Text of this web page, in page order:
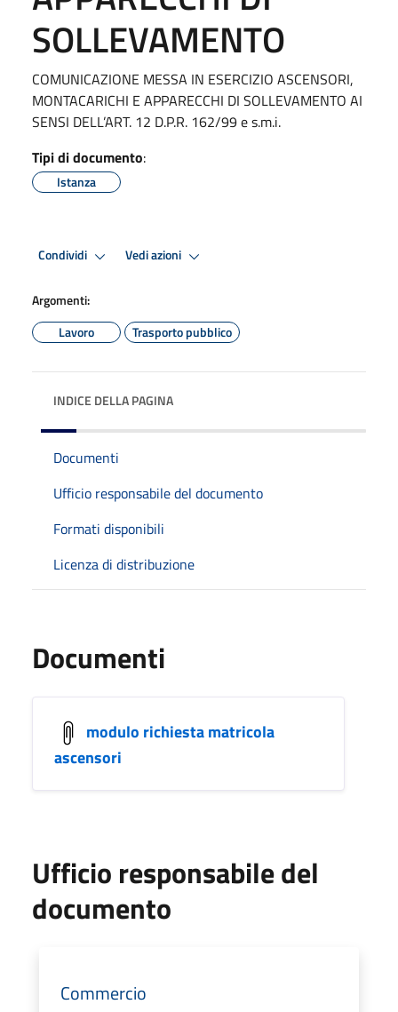
SOLLEVAMENTO
COMUNICAZIONE MESSA IN ESERCIZIO ASCENSORI,
MONTACARICHI E APPARECCHI DI SOLLEVAMENTO AI
SENSI DELL’ART. 12 D.P.R. 162/99 e s.m.i.
Tipi di documento:
Istanza
Condividi Vedi azioni
Argomenti:
Lavoro
Trasporto pubblico
INDICE DELLA PAGINA
Documenti
Ufficio responsabile del documento
Formati disponibili
Licenza di distribuzione
Documenti
modulo richiesta matricola
ascensori
Ufficio responsabile del
documento
Commercio